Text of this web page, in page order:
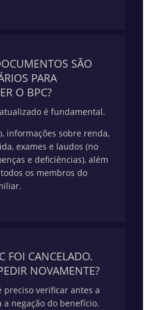
SÃO
PARA
O BPC?
é fundamental.
informações sobre renda,
exames e laudos (no
e deficiências), além
todos os membros do
FOI CANCELADO.
NOVAMENTE?
preciso verificar antes a
a negação do benefício.